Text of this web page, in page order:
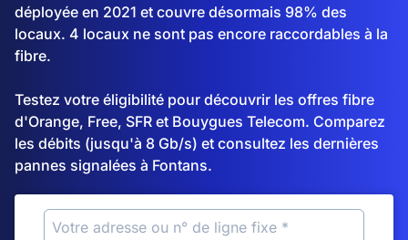
déployée en 2021 et couvre désormais 98% des
locaux. 4 locaux ne sont pas encore raccordables à la
fibre.
Testez votre éligibilité pour découvrir les offres fibre
d'Orange, Free, SFR et Bouygues Telecom. Comparez
les débits (jusqu'à 8 Gb/s) et consultez les dernières
pannes signalées à Fontans.